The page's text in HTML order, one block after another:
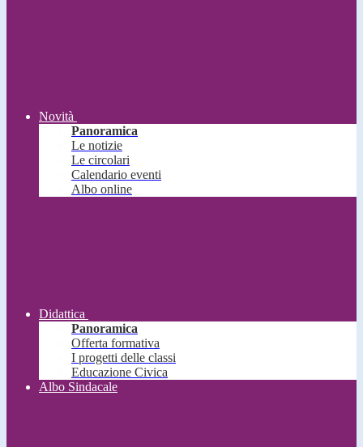
Novità
Panoramica
Le notizie
Le circolari
Calendario eventi
Albo online
Didattica
Panoramica
Offerta formativa
I progetti delle classi
Educazione Civica
Albo Sindacale